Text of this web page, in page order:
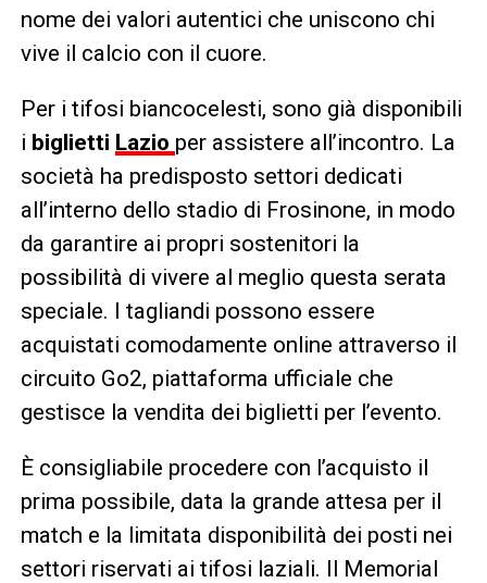
nome dei valori autentici che uniscono chi
vive il calcio con il cuore.
Per i tifosi biancocelesti, sono già disponibili
i biglietti Lazio per assistere all’incontro. La
società ha predisposto settori dedicati
all’interno dello stadio di Frosinone, in modo
da garantire ai propri sostenitori la
possibilità di vivere al meglio questa serata
speciale. I tagliandi possono essere
acquistati comodamente online attraverso il
circuito Go2, piattaforma ufficiale che
gestisce la vendita dei biglietti per l’evento.
È consigliabile procedere con l’acquisto il
prima possibile, data la grande attesa per il
match e la limitata disponibilità dei posti nei
settori riservati ai tifosi laziali. Il Memorial